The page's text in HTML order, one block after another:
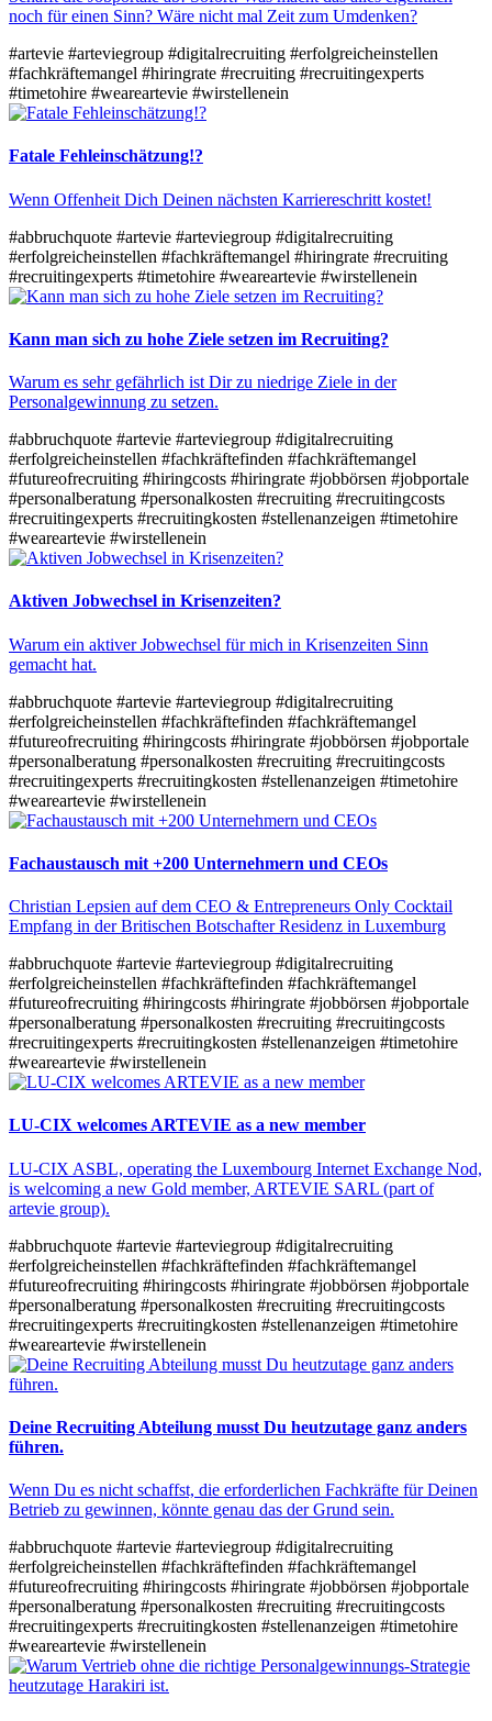
noch für einen Sinn? Wäre nicht mal Zeit zum Umdenken?
#artevie #arteviegroup #digitalrecruiting #erfolgreicheinstellen
#fachkräftemangel #hiringrate #recruiting #recruitingexperts
#timetohire #weareartevie #wirstellenein
Fatale Fehleinschätzung!?
Wenn Offenheit Dich Deinen nächsten Karriereschritt kostet!
#abbruchquote #artevie #arteviegroup #digitalrecruiting
#erfolgreicheinstellen #fachkräftemangel #hiringrate #recruiting
#recruitingexperts #timetohire #weareartevie #wirstellenein
Kann man sich zu hohe Ziele setzen im Recruiting?
Warum es sehr gefährlich ist Dir zu niedrige Ziele in der
Personalgewinnung zu setzen.​
#abbruchquote #artevie #arteviegroup #digitalrecruiting
#erfolgreicheinstellen #fachkräftefinden #fachkräftemangel
#futureofrecruiting #hiringcosts #hiringrate #jobbörsen #jobportale
#personalberatung #personalkosten #recruiting #recruitingcosts
#recruitingexperts #recruitingkosten #stellenanzeigen #timetohire
#weareartevie #wirstellenein
Aktiven Jobwechsel in Krisenzeiten?
Warum ein aktiver Jobwechsel für mich in Krisenzeiten Sinn
gemacht hat.
#abbruchquote #artevie #arteviegroup #digitalrecruiting
#erfolgreicheinstellen #fachkräftefinden #fachkräftemangel
#futureofrecruiting #hiringcosts #hiringrate #jobbörsen #jobportale
#personalberatung #personalkosten #recruiting #recruitingcosts
#recruitingexperts #recruitingkosten #stellenanzeigen #timetohire
#weareartevie #wirstellenein
Fachaustausch mit +200 Unternehmern und CEOs
Christian Lepsien auf dem CEO & Entrepreneurs Only Cocktail
Empfang in der Britischen Botschafter Residenz in Luxemburg
#abbruchquote #artevie #arteviegroup #digitalrecruiting
#erfolgreicheinstellen #fachkräftefinden #fachkräftemangel
#futureofrecruiting #hiringcosts #hiringrate #jobbörsen #jobportale
#personalberatung #personalkosten #recruiting #recruitingcosts
#recruitingexperts #recruitingkosten #stellenanzeigen #timetohire
#weareartevie #wirstellenein
LU-CIX welcomes ARTEVIE as a new member
LU-CIX ASBL, operating the Luxembourg Internet Exchange Nod,
is welcoming a new Gold member, ARTEVIE SARL (part of
artevie group).​
#abbruchquote #artevie #arteviegroup #digitalrecruiting
#erfolgreicheinstellen #fachkräftefinden #fachkräftemangel
#futureofrecruiting #hiringcosts #hiringrate #jobbörsen #jobportale
#personalberatung #personalkosten #recruiting #recruitingcosts
#recruitingexperts #recruitingkosten #stellenanzeigen #timetohire
#weareartevie #wirstellenein
Deine Recruiting Abteilung musst Du heutzutage ganz anders
führen.
Wenn Du es nicht schaffst, die erforderlichen Fachkräfte für Deinen
Betrieb zu gewinnen, könnte genau das der Grund sein.
#abbruchquote #artevie #arteviegroup #digitalrecruiting
#erfolgreicheinstellen #fachkräftefinden #fachkräftemangel
#futureofrecruiting #hiringcosts #hiringrate #jobbörsen #jobportale
#personalberatung #personalkosten #recruiting #recruitingcosts
#recruitingexperts #recruitingkosten #stellenanzeigen #timetohire
#weareartevie #wirstellenein